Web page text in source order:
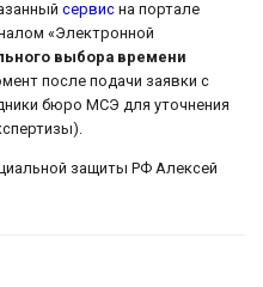
сервис на портале
«Электронной
выбора времени
после подачи заявки с
бюро МСЭ для уточнения
защиты РФ Алексей